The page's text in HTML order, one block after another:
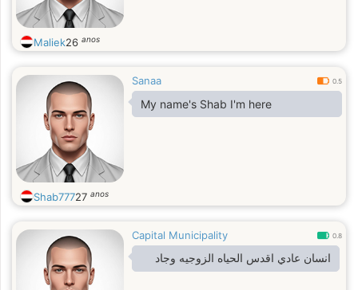
Maliek26 anos
Sanaa 0.5
My name's Shab I'm here
Shab77727 anos
Capital Municipality 0.8
انسان عادي اقدس الحياه الزوجيه وجاد